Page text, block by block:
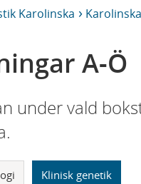
Karolinska
A-Ö
under vald
Klinisk genetik